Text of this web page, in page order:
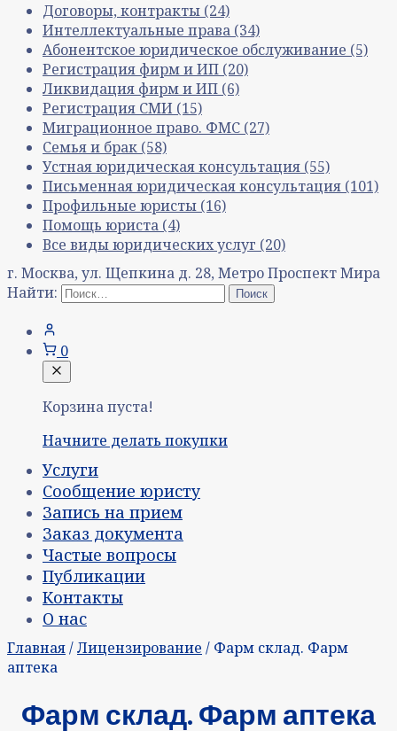
Договоры, контракты (24)
Интеллектуальные права (34)
Абонентское юридическое обслуживание (5)
Регистрация фирм и ИП (20)
Ликвидация фирм и ИП (6)
Регистрация СМИ (15)
Миграционное право. ФМС (27)
Семья и брак (58)
Устная юридическая консультация (55)
Письменная юридическая консультация (101)
Профильные юристы (16)
Помощь юриста (4)
Все виды юридических услуг (20)
г. Москва, ул. Щепкина д. 28, Метро Проспект Мира
Найти:
0
Корзина пуста!
Начните делать покупки
Услуги
Сообщение юристу
Запись на прием
Заказ документа
Частые вопросы
Публикации
Контакты
О нас
Главная/Лицензирование / Фарм склад. Фарм
аптека
Фарм склад. Фарм аптека